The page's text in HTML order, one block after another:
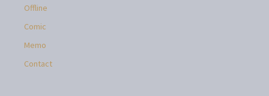
Offline
Comic
Memo
Contact